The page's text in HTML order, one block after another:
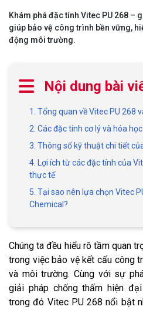
Khám phá đặc tính Vitec PU 268 –
giúp bảo vệ công trình bền vững,
động môi trường.
Nội dung bài
1. Tổng quan về Vitec PU 268
2. Các đặc tính cơ lý và hóa
3. Thông số kỹ thuật chi tiết
4. Lợi ích từ các đặc tính của
thực tế
5. Tại sao nên lựa chọn Vitec
Chemical?
Chúng ta đều hiểu rõ tầm quan
trong việc bảo vệ kết cấu công
và môi trường. Cùng với sự
giải pháp chống thấm hiện
trong đó Vitec PU 268 nổi bật